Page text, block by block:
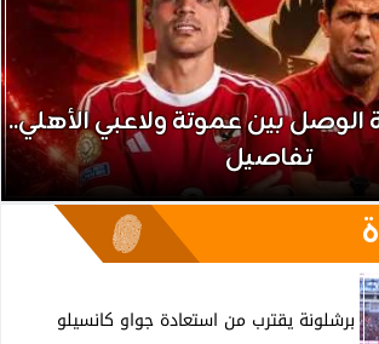
بين عموتة ولاعبي الأهلي..
تفاصيل
برشلونة يقترب من استعادة جواو كانسيلو